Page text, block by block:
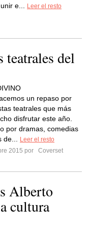
e...
Leer el resto
teatrales del
un repaso por
teatrales que más
disfrutar este año.
por dramas, comedias
de...
Leer el resto
2015 por
Coverset
Alberto
cultura